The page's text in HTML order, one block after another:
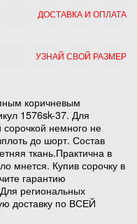
ДОСТАВКА И ОПЛАТА
УЗНАЙ СВОЙ РАЗМЕР
коричневым
1576sk-37. Для
сорочкой немного не
до шорт. Состав
ткань.Практична в
мнется. Купив сорочку в
гарантию
региональных
доставку по ВСЕЙ